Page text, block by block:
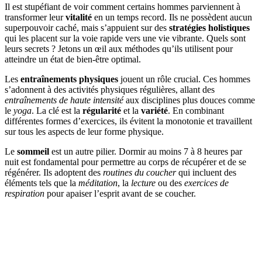
Il est stupéfiant de voir comment certains hommes parviennent à
transformer leurvitalité en un temps record. Ils ne possèdent aucun
superpouvoir caché, mais s’appuient sur des stratégies holistiques
qui les placent sur la voie rapide vers une vie vibrante. Quels sont
leurs secrets ? Jetons un œil aux méthodes qu’ils utilisent pour
atteindre un état de bien-être optimal.
Les entraînements physiques jouent un rôle crucial. Ces hommes
s’adonnent à des activités physiques régulières, allant des
entraînements de haute intensitéaux disciplines plus douces comme
le yoga. La clé est la régularité et la variété. En combinant
différentes formes d’exercices, ils évitent la monotonie et travaillent
sur tous les aspects de leur forme physique.
Le sommeil est un autre pilier. Dormir au moins 7 à 8 heures par
nuit est fondamental pour permettre au corps de récupérer et de se
régénérer. Ils adoptent des routines du coucherqui incluent des
éléments tels que la méditation, la lecture ou des exercices de
respiration pour apaiser l’esprit avant de se coucher.